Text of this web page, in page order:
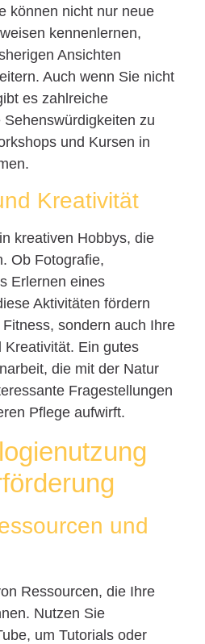
können nicht nur neue
kennenlernen,
Ansichten
Auch wenn Sie nicht
es zahlreiche
zu
und Kursen in
Kreativität
kreativen Hobbys, die
Ob Fotografie,
Erlernen eines
Aktivitäten fördern
sondern auch Ihre
Kreativität. Ein gutes
die mit der Natur
Fragestellungen
Pflege aufwirft.
und
Ressourcen, die Ihre
Nutzen Sie
um Tutorials oder